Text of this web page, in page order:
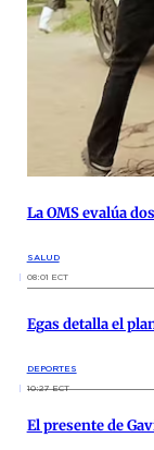
La OMS evalúa
SALUD
08:01 ECT
Egas detalla el
DEPORTES
10:27 ECT
El presente de